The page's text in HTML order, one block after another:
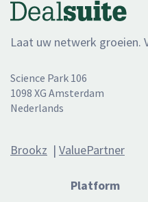
Laat uw netwerk groeien.
Science Park 106
1098 XG Amsterdam
Nederlands
Brookz | ValuePartner
Platform